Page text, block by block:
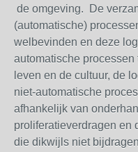
de omgeving. De
(automatische)
welbevinden en deze
automatische
leven en de cultuur, de
niet-automatische
afhankelijk van
proliferatieverdragen en
die dikwijls niet